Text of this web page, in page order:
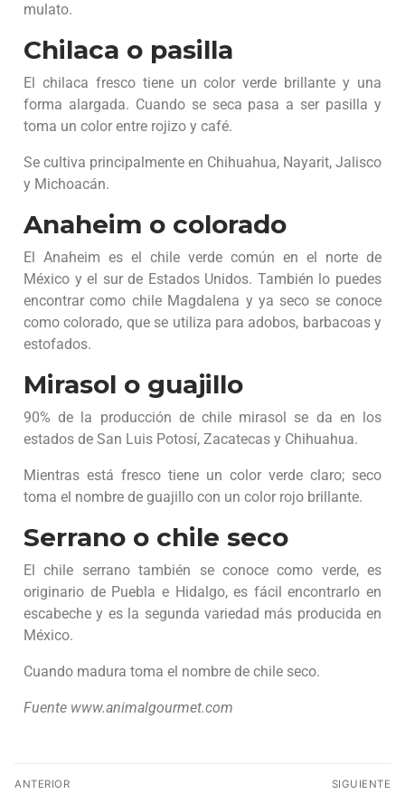
mulato.
Chilaca o pasilla
El chilaca fresco tiene un color verde brillante y una
forma alargada. Cuando se seca pasa a ser pasilla y
toma un color entre rojizo y café.
Se cultiva principalmente en Chihuahua, Nayarit, Jalisco
y Michoacán.
Anaheim o colorado
El Anaheim es el chile verde común en el norte de
México y el sur de Estados Unidos. También lo puedes
encontrar como chile Magdalena y ya seco se conoce
como colorado, que se utiliza para adobos, barbacoas y
estofados.
Mirasol o guajillo
90% de la producción de chile mirasol se da en los
estados de San Luis Potosí, Zacatecas y Chihuahua.
Mientras está fresco tiene un color verde claro; seco
toma el nombre de guajillo con un color rojo brillante.
Serrano o chile seco
El chile serrano también se conoce como verde, es
originario de Puebla e Hidalgo, es fácil encontrarlo en
escabeche y es la segunda variedad más producida en
México.
Cuando madura toma el nombre de chile seco.
Fuente www.animalgourmet.com
ANTERIOR SIGUIENTE